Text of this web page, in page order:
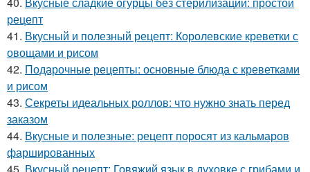
рецепт
41. Вкусный и полезный рецепт: Королевские креветки с
овощами и рисом
42. Подарочные рецепты: основные блюда с креветками
и рисом
43. Секреты идеальных роллов: что нужно знать перед
заказом
44. Вкусные и полезные: рецепт поросят из кальмаров
фаршированных